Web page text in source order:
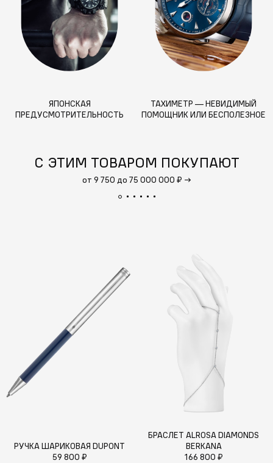
ЯПОНСКАЯ
ПРЕДУСМОТРИТЕЛЬНОСТЬ
ТАХИМЕТР — НЕВИДИМЫЙ
ПОМОЩНИК ИЛИ БЕСПОЛЕЗНОЕ
С ЭТИМ ТОВАРОМ ПОКУПАЮТ
от 9 750 до 75 000 000 ₽ →
РУЧКА ШАРИКОВАЯ DUPONT
59 800 ₽
БРАСЛЕТ ALROSA DIAMONDS
BERKANA
166 800 ₽